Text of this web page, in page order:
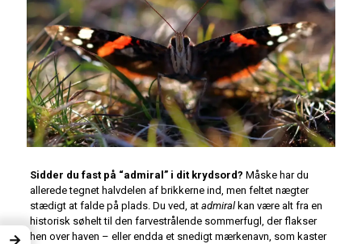
Sidder du fast på “admiral” i dit krydsord? Måske har du
allerede tegnet halvdelen af brikkerne ind, men feltet nægter
stædigt at falde på plads. Du ved, at admiralkan være alt fra en
historisk søhelt til den farvestrålende sommerfugl, der flakser
hen over haven – eller endda et snedigt mærkenavn, som kaster
→